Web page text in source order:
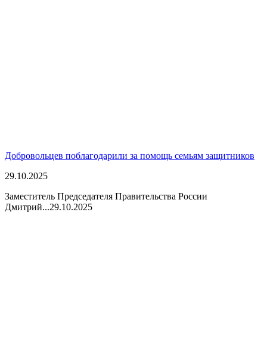
Добровольцев поблагодарили за помощь семьям защитников
29.10.2025
Заместитель Председателя Правительства России
Дмитрий...29.10.2025